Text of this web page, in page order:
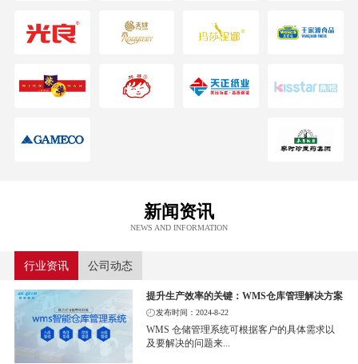
新闻资讯
NEWS AND INFORMATION
行业资讯 公司动态
提升生产效率的关键：WMS仓库管理解决方案
发布时间：2024-8-22
WMS 仓储管理系统可根据客户的具体需求以
及要解决的问题来...